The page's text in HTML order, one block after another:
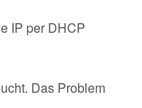
IP per DHCP
Das Problem